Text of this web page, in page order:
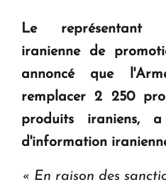
" Tant qu'il n'existe pas
question d'un
KASA : 30 ans d'audace,
en Arménie
Le premier hôtel Hyatt
Le représentant
iranienne de
annoncé que
remplacer 2 250
produits iraniens,
d'information
« En raison des